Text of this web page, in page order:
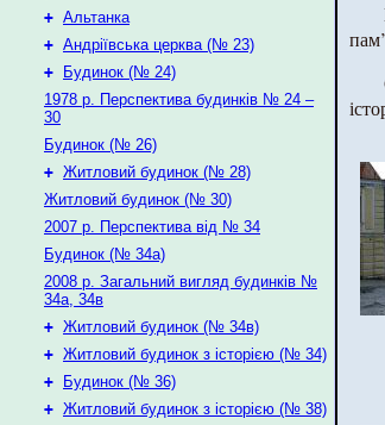
+ Альтанка
+ Андріївська церква (№ 23)
+
Будинок (№ 24)
1978 р. Перспектива будинків № 24 –
30
Будинок (№ 26)
+ Житловий будинок (№ 28)
Житловий будинок (№ 30)
2007 р. Перспектива від № 34
Будинок (№ 34а)
2008 р. Загальний вигляд будинків №
34а, 34в
+ Житловий будинок (№ 34в)
+ Житловий будинок з історією (№ 34)
+
Будинок (№ 36)
+ Житловий будинок з історією (№ 38)